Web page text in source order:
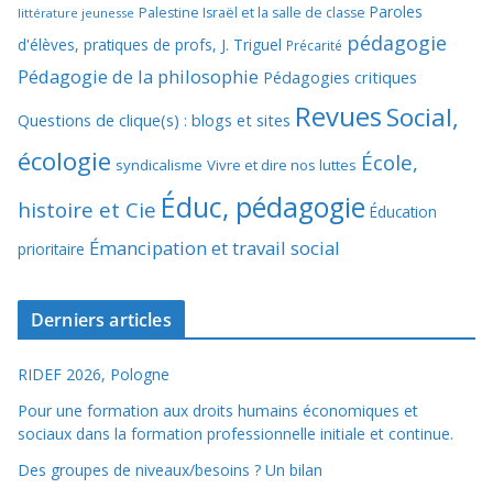
littérature jeunesse Palestine Israël et la salle de classe Paroles
d'élèves, pratiques de profs, J. Triguel Précarité pédagogie
Pédagogie de la philosophie Pédagogies critiques
Questions de clique(s) : blogs et sites RevuesSocial,
écologie syndicalisme Vivre et dire nos luttes École,
histoire et Cie Éduc, pédagogie Éducation
prioritaire Émancipation et travail social
Derniers articles
RIDEF 2026, Pologne
Pour une formation aux droits humains économiques et
sociaux dans la formation professionnelle initiale et continue.
Des groupes de niveaux/besoins ? Un bilan